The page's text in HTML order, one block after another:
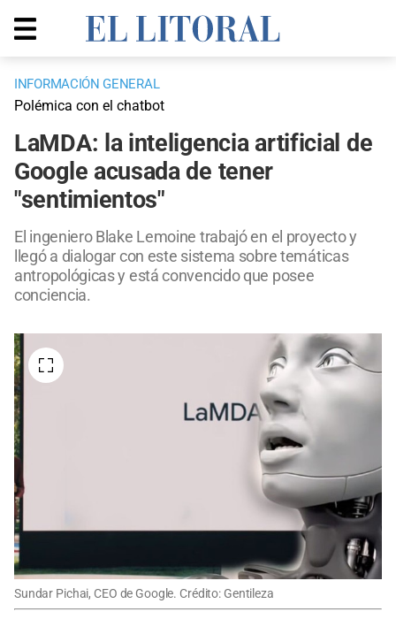
INFORMACIÓN GENERAL
Polémica con el chatbot
LaMDA: la inteligencia artificial de
Google acusada de tener
"sentimientos"
El ingeniero Blake Lemoine trabajó en el proyecto y
llegó a dialogar con este sistema sobre temáticas
antropológicas y está convencido que posee
conciencia.
Sundar Pichai, CEO de Google. Crédito: Gentileza